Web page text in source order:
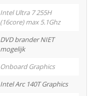
Intel Ultra 7 255H
(16core) max 5.1Ghz
DVD brander NIET
mogelijk
Onboard Graphics
Intel Arc 140T Graphics